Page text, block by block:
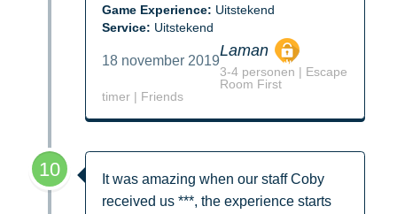
Game Experience: Uitstekend
Service: Uitstekend
18 november 2019
Laman
3-4 personen | Escape
Room First
timer | Friends
10
It was amazing when our staff Coby
received us ***, the experience starts